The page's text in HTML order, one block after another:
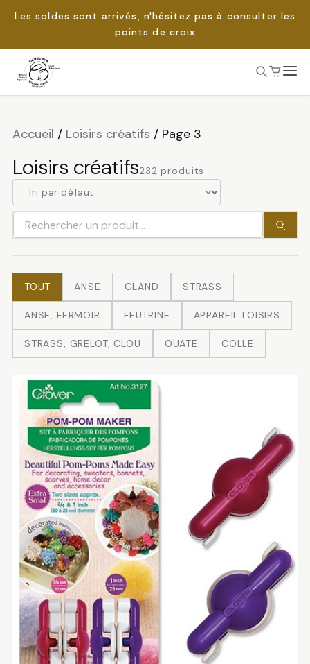
Les soldes sont arrivés, n'hésitez pas à consulter les
points de croix
Passer
Accueil / Loisirs créatifs / Page 3
Loisirs créatifs232 produits
Rechercher
un
produit
TOUT ANSE GLAND STRASS
ANSE, FERMOIR FEUTRINE APPAREIL LOISIRS
STRASS, GRELOT, CLOU OUATE COLLE